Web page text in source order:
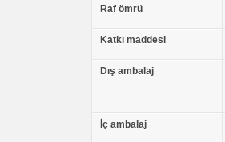
Raf ömrü
Katkı maddesi
Dış ambalaj
İç ambalaj